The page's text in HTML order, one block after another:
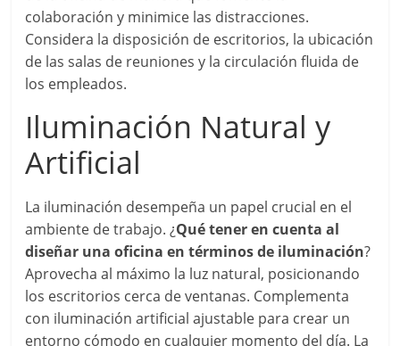
colaboración y minimice las distracciones.
Considera la disposición de escritorios, la ubicación
de las salas de reuniones y la circulación fluida de
los empleados.
Iluminación Natural y
Artificial
La iluminación desempeña un papel crucial en el
ambiente de trabajo. ¿Qué tener en cuenta al
diseñar una oficina en términos de iluminación?
Aprovecha al máximo la luz natural, posicionando
los escritorios cerca de ventanas. Complementa
con iluminación artificial ajustable para crear un
entorno cómodo en cualquier momento del día. La